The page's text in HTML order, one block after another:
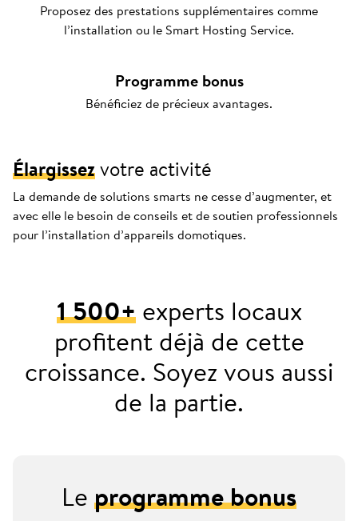
Proposez des prestations supplémentaires comme
l’installation ou le Smart Hosting Service.
Programme bonus
Bénéficiez de précieux avantages.
Élargissezvotre activité
La demande de solutions smarts ne cesse d’augmenter, et
avec elle le besoin de conseils et de soutien professionnels
pour l’installation d’appareils domotiques.
1 500+experts locaux
profitent déjà de cette
croissance. Soyez vous aussi
de la partie.
Leprogramme bonus